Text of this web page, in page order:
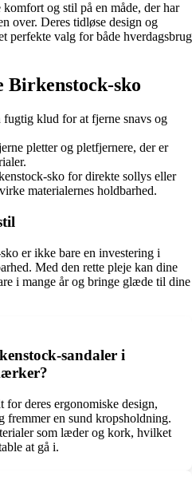
og stil på en måde, der har
over. Deres tidløse design og
perfekte valg for både hverdagsbrug
Birkenstock-sko
fugtig klud for at fjerne snavs og
pletter og pletfjernere, der er
sko for direkte sollys eller
materialernes holdbarhed.
er ikke bare en investering i
Med den rette pleje kan dine
i mange år og bringe glæde til dine
sandaler i
for deres ergonomiske design,
fremmer en sund kropsholdning.
som læder og kork, hvilket
at gå i.